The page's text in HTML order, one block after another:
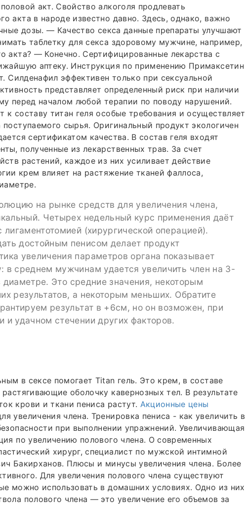
акт. Свойство алкоголя продлевать
акта в народе известно давно. Здесь, однако, важно
дозы. — Качество секса данные препараты улучшают
таблетку для секса здоровому мужчине, например,
акта? — Конечно. Сертифицированные лекарства с
аптеку. Инструкция по применению Примаксетин
Силденафил эффективен только при сексуальной
представляет определенный риск при наличии
перед началом любой терапии по поводу нарушений.
к составу титан геля особые требования и осуществляет
поступаемого сырья. Оригинальный продукт экологичен
сертификатом качества. В состав геля входят
полученные из лекарственных трав. За счет
растений, каждое из них усиливает действие
крем влияет на растяжение тканей фаллоса,
на рынке средств для увеличения члена,
Четырех недельный курс применения даёт
лигаментотомией (хирургической операцией).
достойным пенисом делает продукт
увеличения параметров органа показывает
в среднем мужчинам удается увеличить член на 3-
Это средние значения, некоторым
результатов, а некоторым меньших. Обратите
результат в +6см, но он возможен, при
и удачном стечении других факторов.
в сексе помогает Titan гель. Это крем, в составе
оболочку кавернозных тел. В результате
крови и ткани пениса растут. Акционные цены
увеличения члена. Тренировка пениса - как увеличить в
при выполнении упражнений. Увеличивающая
по увеличению полового члена. О современных
хирург, специалист по мужской интимной
Бакирханов. Плюсы и минусы увеличения члена. Более
Для увеличения полового члена существуют
можно использовать в домашних условиях. Одно из них
полового члена — это увеличение его объемов за